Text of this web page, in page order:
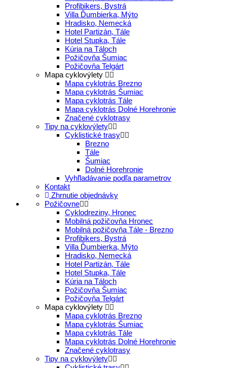
Profibikers, Bystrá
Villa Ďumbierka, Mýto
Hradisko, Nemecká
Hotel Partizán, Tále
Hotel Stupka, Tále
Kúria na Táloch
Požičovňa Šumiac
Požičovňa Telgárt
Mapa cyklovýlety
Mapa cyklotrás Brezno
Mapa cyklotrás Šumiac
Mapa cyklotrás Tále
Mapa cyklotrás Dolné Horehronie
Značené cyklotrasy
Tipy na cyklovýlety
Cyklistické trasy
Brezno
Tále
Šumiac
Dolné Horehronie
Vyhľladávanie podľa parametrov
Kontakt
Zhrnutie objednávky
Požičovne
Cyklodreziny, Hronec
Mobilná požičovňa Hronec
Mobilná požičovňa Tále - Brezno
Profibikers, Bystrá
Villa Ďumbierka, Mýto
Hradisko, Nemecká
Hotel Partizán, Tále
Hotel Stupka, Tále
Kúria na Táloch
Požičovňa Šumiac
Požičovňa Telgárt
Mapa cyklovýlety
Mapa cyklotrás Brezno
Mapa cyklotrás Šumiac
Mapa cyklotrás Tále
Mapa cyklotrás Dolné Horehronie
Značené cyklotrasy
Tipy na cyklovýlety